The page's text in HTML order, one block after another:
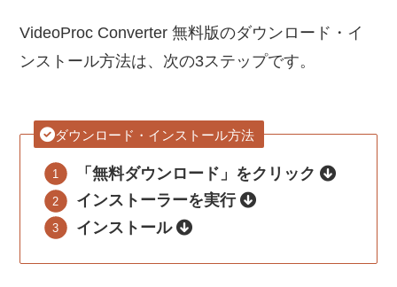
VideoProc Converter 無料版のダウンロード・イ
ンストール方法は、次の3ステップです。
ダウンロード・インストール方法
「無料ダウンロード」をクリック
インストーラーを実行
インストール